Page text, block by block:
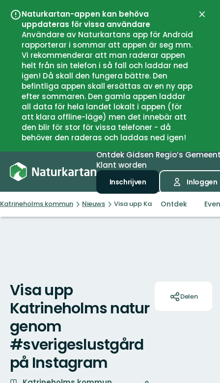
Naturkartan-appen kan behöva
uppdateras för vissa användare
Användare av Naturkartans app för Android
rapporterar i sommar att appen är seg mm.
Vi rekommenderar att man raderar appen
helt från sin telefon i så fall och laddar ned
igen! Då skall den fungera bättre. Den
befintliga appen skall ersättas av en ny app
efter sommaren. Den gamla appen laddar
all data för hela landet lokalt i appen (för
att klara offline-läge) men det innebär att
den blir för stor för vissa telefoner - då
behöver den raderas och laddas ned igen!
OntdekGidsenRegio’s
Klant worden
Inschrijven Inloggen
Katrineholms kommun Nieuws Visa upp Katrineholms natur
Ontdek
Visa upp
Katrineholms natur
genom
#sverigeslustgård
på Instagram
Delen